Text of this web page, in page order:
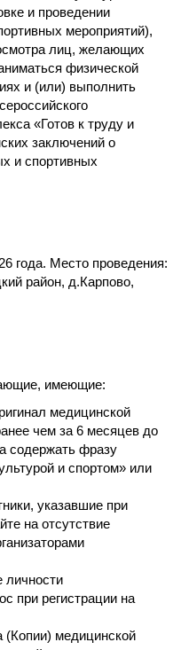
и проведении
мероприятий),
лиц, желающих
физической
и (или) выполнить
«Готов к труду и
заключений о
и спортивных
года. Место проведения:
район, д.Карпово,
имеющие:
медицинской
чем за 6 месяцев до
содержать фразу
и спортом» или
указавшие при
на отсутствие
личности
при регистрации на
(Копии) медицинской